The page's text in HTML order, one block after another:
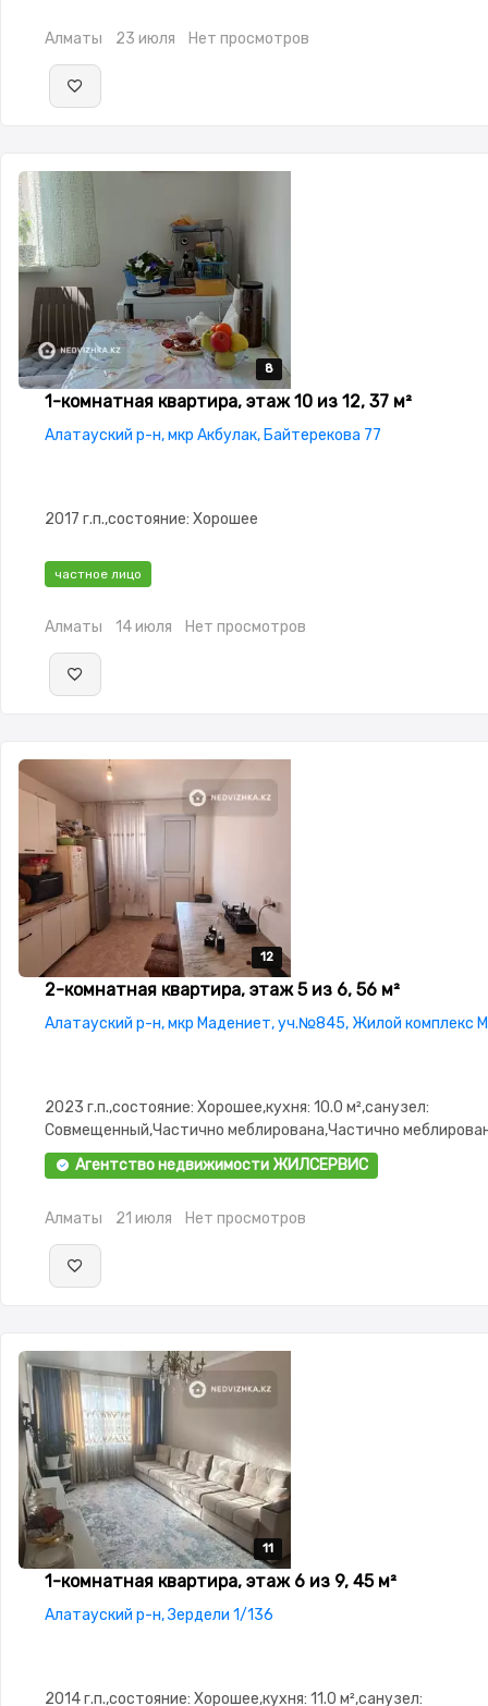
Алматы
23 июля Нет просмотров
8
8
8
8
8
1-комнатная квартира, этаж 10 из 12, 37 м²
Алатауский р-н, мкр Акбулак, Байтерекова 77
2017 г.п.,состояние: Хорошее
частное лицо
Алматы 14 июля Нет просмотров
12
12
12
12
12
2-комнатная квартира, этаж 5 из 6, 56 м²
Алатауский р-н, мкр Мадениет, уч.№845, Жилой комплекс
2023 г.п.,состояние: Хорошее,кухня: 10.0 м²,санузел:
Совмещенный,Частично меблирована,Частично
3.0,паркинг: Паркинг,Домофон,Улучшенная,Комнаты
изолированы,Встроенная кухня
Агентство недвижимости ЖИЛСЕРВИС
Алматы 21 июля Нет просмотров
11
11
11
11
11
1-комнатная квартира, этаж 6 из 9, 45 м²
Алатауский р-н, Зердели 1/136
2014 г.п.,состояние: Хорошее,кухня: 11.0 м²,санузел: